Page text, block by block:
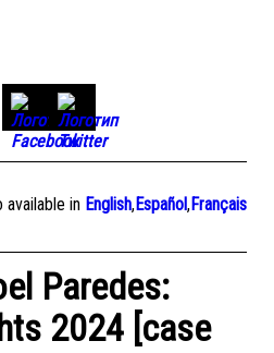
available in English,Español,Français
Paredes:
2024 [case